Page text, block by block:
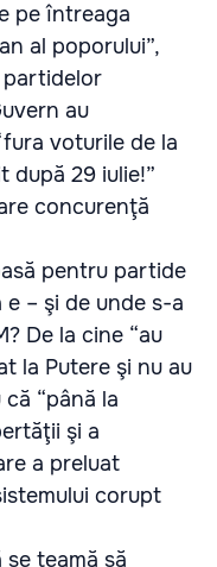
pe întreaga
al poporului”,
partidelor
au
voturile de la
după 29 iulie!”
concurenţă
pentru partide
– şi de unde s-a
De la cine “au
la Putere şi nu au
“până la
şi a
a preluat
corupt
teamă să